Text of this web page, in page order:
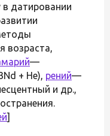
датировании
возраста,
—
+ He), рений—
и др.,
]